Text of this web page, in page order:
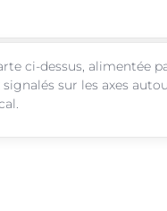
ci-dessus, alimentée
sur les axes